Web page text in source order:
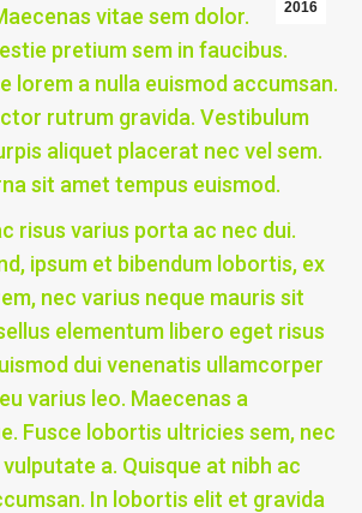
2016
vitae sem dolor.
pretium sem in faucibus.
lorem a nulla euismod accumsan.
rutrum gravida. Vestibulum
aliquet placerat nec vel sem.
sit amet tempus euismod.
risus varius porta ac nec dui.
ipsum et bibendum lobortis, ex
nec varius neque mauris sit
elementum libero eget risus
dui venenatis ullamcorper
varius leo. Maecenas a
Fusce lobortis ultricies sem, nec
a. Quisque at nibh ac
In lobortis elit et gravida